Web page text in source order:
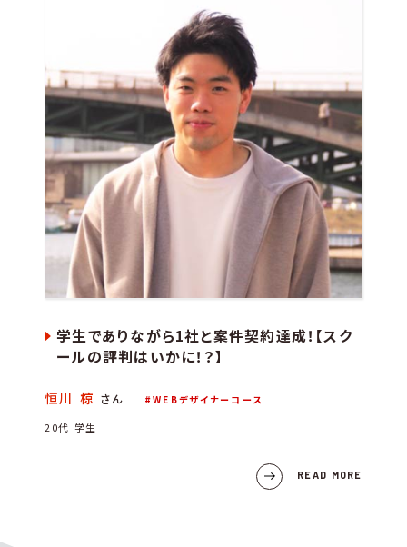
学生でありながら1社と案件契約達成！【スク
ールの評判はいかに！？】
恒川 椋 さん WEBデザイナーコース
20代 学生
READ MORE